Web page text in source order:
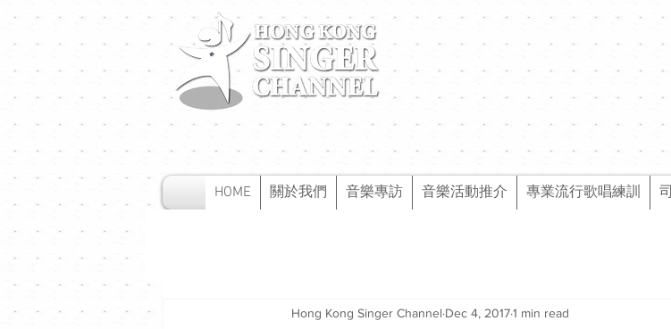
HOME 關於我們 音樂專訪 音樂活動推介 專業流行歌唱練訓
Hong Kong Singer Channel Dec 4, 20171 min read